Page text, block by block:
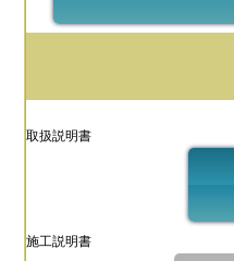
取扱説明書
施工説明書